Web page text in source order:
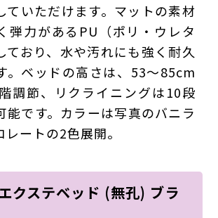
ていただけます。マットの素材
弾力があるPU（ポリ・ウレタ
ており、水や汚れにも強く耐久
。ベッドの高さは、53～85cm
調節、リクライニングは10段
能です。カラーは写真のバニラ
ートの2色展開。
クステベッド (無孔) ブラ